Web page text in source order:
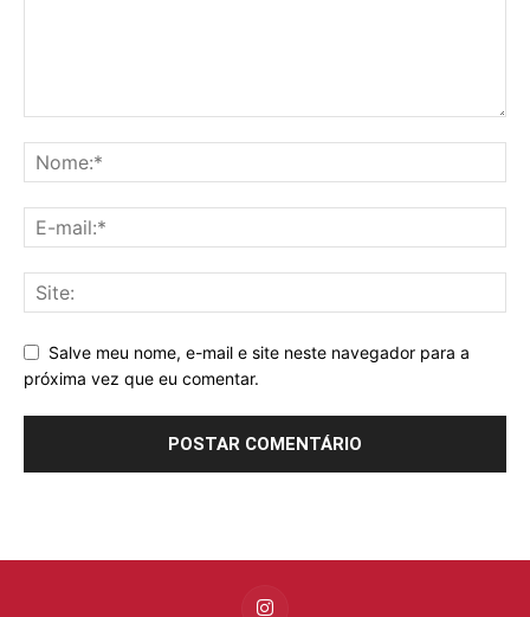
Salve meu nome, e-mail e site neste navegador para a
próxima vez que eu comentar.